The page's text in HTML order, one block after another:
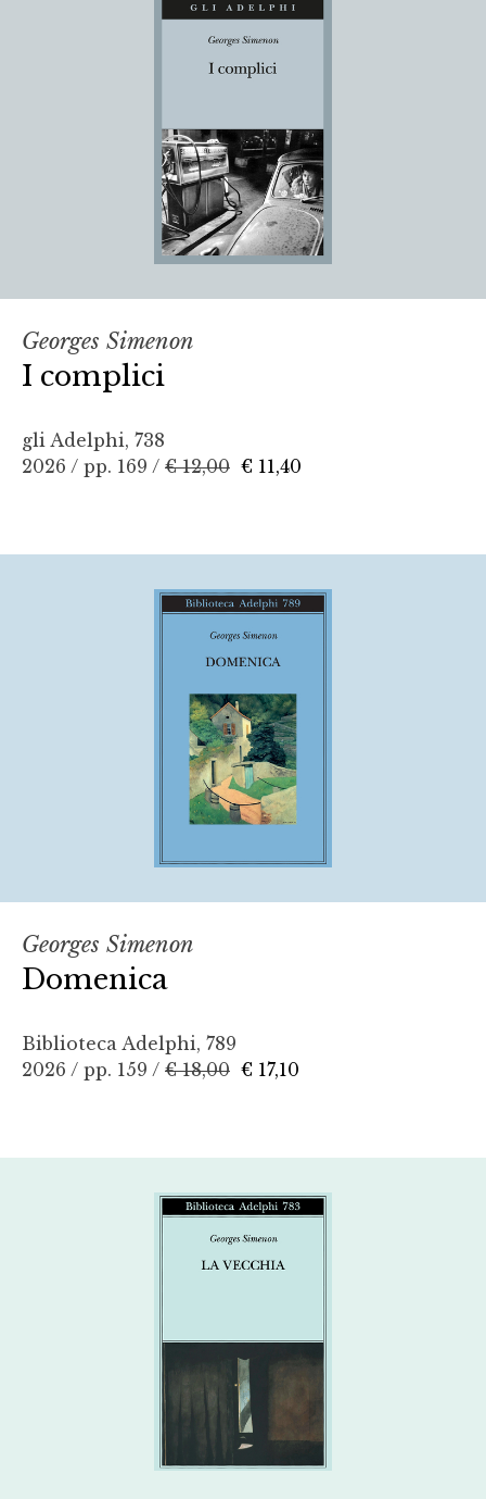
Georges Simenon
I complici
gli Adelphi, 738
2026 / pp. 169 / € 12,00 € 11,40
Georges Simenon
Domenica
Biblioteca Adelphi, 789
2026 / pp. 159 / € 18,00 € 17,10